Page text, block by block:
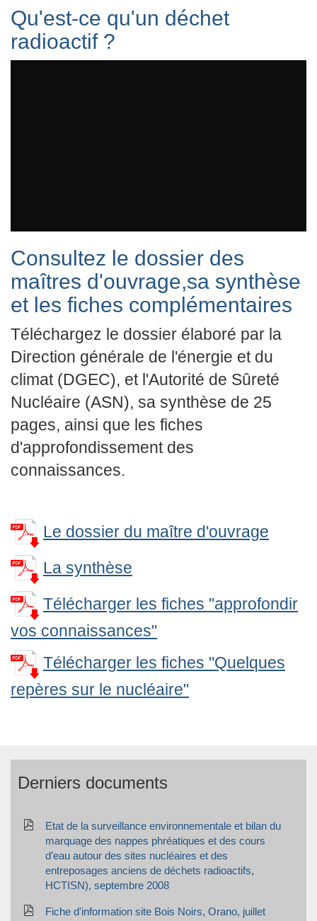
Qu'est-ce qu'un déchet
radioactif ?
Consultez le dossier des
maîtres d'ouvrage,sa synthèse
et les fiches complémentaires
Téléchargez le dossier élaboré par la
Direction générale de l'énergie et du
climat (DGEC), et l'Autorité de Sûreté
Nucléaire (ASN), sa synthèse de 25
pages, ainsi que les fiches
d'approfondissement des
connaissances.
Le dossier du maître d'ouvrage
La synthèse
Télécharger les fiches "approfondir
vos connaissances"
Télécharger les fiches "Quelques
repères sur le nucléaire"
Derniers documents
Etat de la surveillance environnementale et bilan du
marquage des nappes phréatiques et des cours
d’eau autour des sites nucléaires et des
entreposages anciens de déchets radioactifs,
HCTISN), septembre 2008
Fiche d'information site Bois Noirs, Orano, juillet